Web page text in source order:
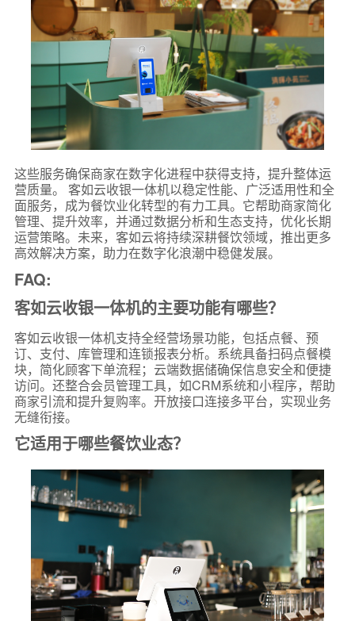
这些服务确保商家在数字化进程中获得支持，提升整体运
营质量。 客如云收银一体机以稳定性能、广泛适用性和全
面服务，成为餐饮业化转型的有力工具。它帮助商家简化
管理、提升效率，并通过数据分析和生态支持，优化长期
运营策略。未来，客如云将持续深耕餐饮领域，推出更多
高效解决方案，助力在数字化浪潮中稳健发展。
FAQ:
客如云收银一体机的主要功能有哪些？
客如云收银一体机支持全经营场景功能，包括点餐、预
订、支付、库管理和连锁报表分析。系统具备扫码点餐模
块，简化顾客下单流程；云端数据储确保信息安全和便捷
访问。还整合会员管理工具，如CRM系统和小程序，帮助
商家引流和提升复购率。开放接口连接多平台，实现业务
无缝衔接。
它适用于哪些餐饮业态？